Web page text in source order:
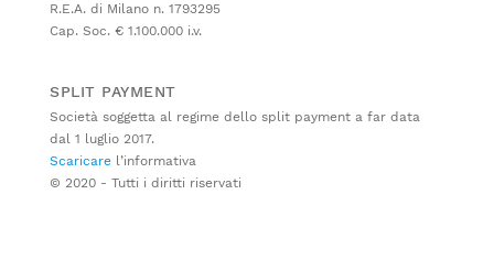
R.E.A. di Milano n. 1793295
Cap. Soc. € 1.100.000 i.v.
SPLIT PAYMENT
Società soggetta al regime dello split payment a far data
dal 1 luglio 2017.
Scaricare l’informativa
© 2020 - Tutti i diritti riservati